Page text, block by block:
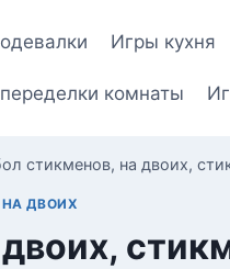
Игры кухня
комнаты
стикменов, на двоих,
ДВОИХ